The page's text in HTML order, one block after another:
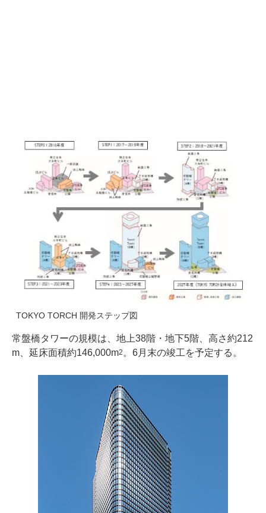
TOKYO TORCH 開発ステップ図
常盤橋タワーの規模は、地上38階・地下5階、高さ約212
m、延床面積約146,000m2 。6月末の竣工を予定する。